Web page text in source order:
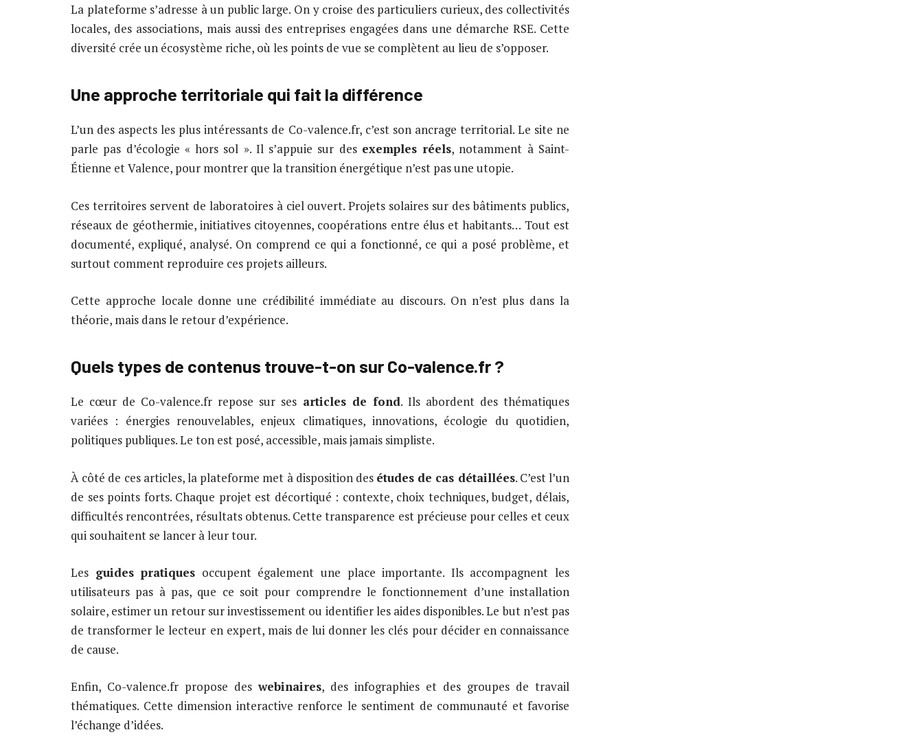
La plateforme s’adresse à un public large. On y croise des particuliers curieux, des collectivités
locales, des associations, mais aussi des entreprises engagées dans une démarche RSE. Cette
diversité crée un écosystème riche, où les points de vue se complètent au lieu de s’opposer.
Une approche territoriale qui fait la différence
L’un des aspects les plus intéressants de Co-valence.fr, c’est son ancrage territorial. Le site ne
parle pas d’écologie « hors sol ». Il s’appuie sur des exemples réels, notamment à Saint-
Étienne et Valence, pour montrer que la transition énergétique n’est pas une utopie.
Ces territoires servent de laboratoires à ciel ouvert. Projets solaires sur des bâtiments publics,
réseaux de géothermie, initiatives citoyennes, coopérations entre élus et habitants… Tout est
documenté, expliqué, analysé. On comprend ce qui a fonctionné, ce qui a posé problème, et
surtout comment reproduire ces projets ailleurs.
Cette approche locale donne une crédibilité immédiate au discours. On n’est plus dans la
théorie, mais dans le retour d’expérience.
Quels types de contenus trouve-t-on sur Co-valence.fr ?
Le cœur de Co-valence.fr repose sur ses articles de fond. Ils abordent des thématiques
variées : énergies renouvelables, enjeux climatiques, innovations, écologie du quotidien,
politiques publiques. Le ton est posé, accessible, mais jamais simpliste.
À côté de ces articles, la plateforme met à disposition des études de cas détaillées. C’est l’un
de ses points forts. Chaque projet est décortiqué : contexte, choix techniques, budget, délais,
difficultés rencontrées, résultats obtenus. Cette transparence est précieuse pour celles et ceux
qui souhaitent se lancer à leur tour.
Les guides pratiques occupent également une place importante. Ils accompagnent les
utilisateurs pas à pas, que ce soit pour comprendre le fonctionnement d’une installation
solaire, estimer un retour sur investissement ou identifier les aides disponibles. Le but n’est pas
de transformer le lecteur en expert, mais de lui donner les clés pour décider en connaissance
de cause.
Enfin, Co-valence.fr propose deswebinaires, des infographies et des groupes de travail
thématiques. Cette dimension interactive renforce le sentiment de communauté et favorise
l’échange d’idées.